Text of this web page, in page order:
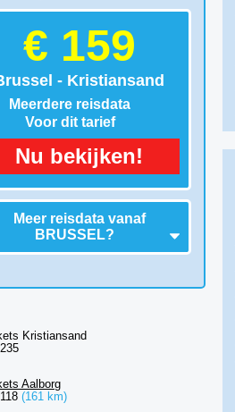
€ 159
- Kristiansand
Meerdere reisdata
Voor dit tarief
Nu bekijken!
Meer reisdata vanaf
BRUSSEL?
Kristiansand
Aalborg
(161 km)